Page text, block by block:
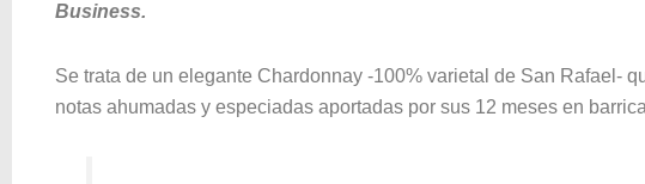
Business.
Se trata de un elegante Chardonnay -100% varietal de San Rafael-
notas ahumadas y especiadas aportadas por sus 12 meses en